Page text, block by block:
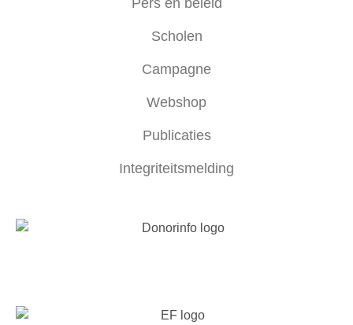
Pers en beleid
Scholen
Campagne
Webshop
Publicaties
Integriteitsmelding